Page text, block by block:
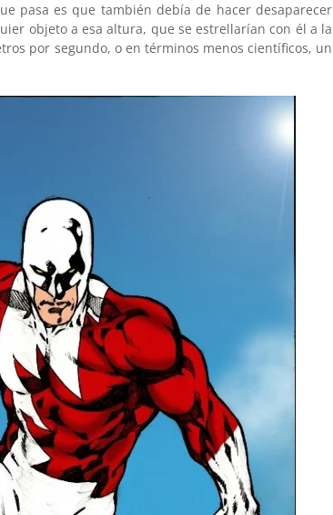
pasa es que también debía de hacer desaparecer
objeto a esa altura, que se estrellarían con él a la
por segundo, o en términos menos científicos, un